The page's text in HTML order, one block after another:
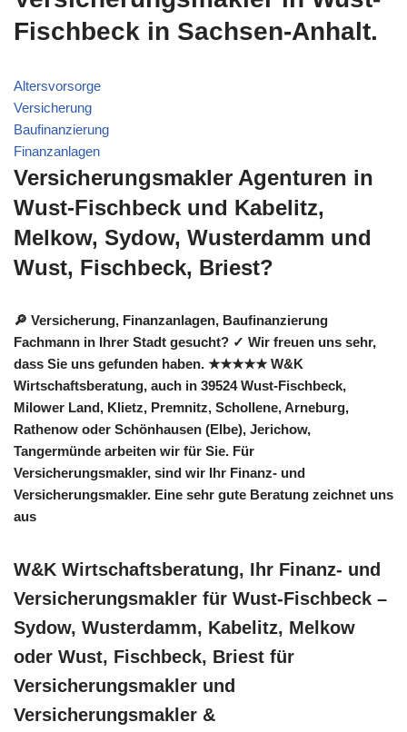
Fischbeck in Sachsen-Anhalt.
Altersvorsorge
Versicherung
Baufinanzierung
Finanzanlagen
Versicherungsmakler Agenturen in
Wust-Fischbeck und Kabelitz,
Melkow, Sydow, Wusterdamm und
Wust, Fischbeck, Briest?
🔎 Versicherung, Finanzanlagen, Baufinanzierung
Fachmann in Ihrer Stadt gesucht? ✓ Wir freuen uns sehr,
dass Sie uns gefunden haben. ★★★★★ W&K
Wirtschaftsberatung, auch in 39524 Wust-Fischbeck,
Milower Land, Klietz, Premnitz, Schollene, Arneburg,
Rathenow oder Schönhausen (Elbe), Jerichow,
Tangermünde arbeiten wir für Sie. Für
Versicherungsmakler, sind wir Ihr Finanz- und
Versicherungsmakler. Eine sehr gute Beratung zeichnet uns
aus
W&K Wirtschaftsberatung, Ihr Finanz- und
Versicherungsmakler für Wust-Fischbeck –
Sydow, Wusterdamm, Kabelitz, Melkow
oder Wust, Fischbeck, Briest für
Versicherungsmakler und
Versicherungsmakler &